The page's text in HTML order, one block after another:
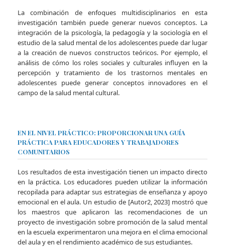
La combinación de enfoques multidisciplinarios en esta
investigación también puede generar nuevos conceptos. La
integración de la psicología, la pedagogía y la sociología en el
estudio de la salud mental de los adolescentes puede dar lugar
a la creación de nuevos constructos teóricos. Por ejemplo, el
análisis de cómo los roles sociales y culturales influyen en la
percepción y tratamiento de los trastornos mentales en
adolescentes puede generar conceptos innovadores en el
campo de la salud mental cultural.
EN EL NIVEL PRÁCTICO: PROPORCIONAR UNA GUÍA
PRÁCTICA PARA EDUCADORES Y TRABAJADORES
COMUNITARIOS
Los resultados de esta investigación tienen un impacto directo
en la práctica. Los educadores pueden utilizar la información
recopilada para adaptar sus estrategias de enseñanza y apoyo
emocional en el aula. Un estudio de [Autor2, 2023] mostró que
los maestros que aplicaron las recomendaciones de un
proyecto de investigación sobre promoción de la salud mental
en la escuela experimentaron una mejora en el clima emocional
del aula y en el rendimiento académico de sus estudiantes.